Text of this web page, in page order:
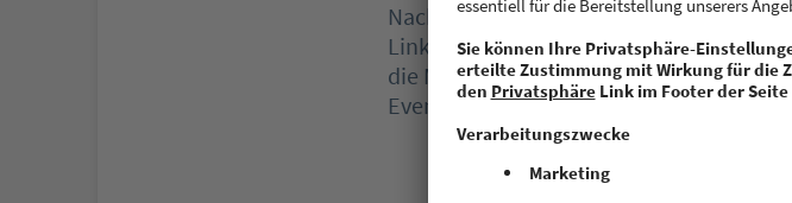
Nach dem Ticketkauf via Xing
Link zum Event sowie deine
die Möglichkeit am 30. September
Eventoberfläche kennenzulernen und zu